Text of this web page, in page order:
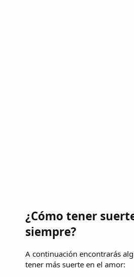
¿Cómo tener
siempre?
A continuación encontrarás
tener más suerte en el amor: